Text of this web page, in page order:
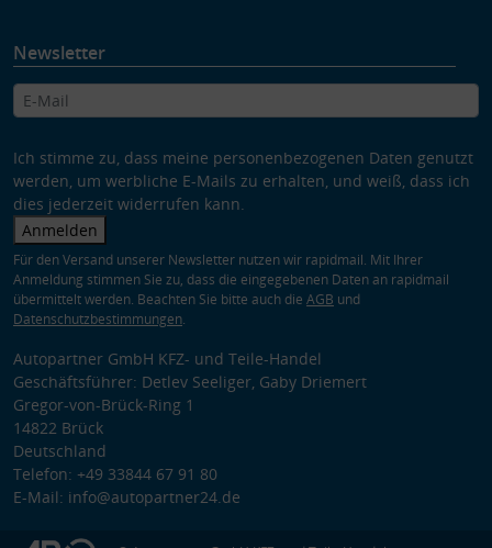
Newsletter
Ich stimme zu, dass meine personenbezogenen Daten genutzt
werden, um werbliche E-Mails zu erhalten, und weiß, dass ich
dies jederzeit widerrufen kann.
Anmelden
Für den Versand unserer Newsletter nutzen wir rapidmail. Mit Ihrer
Anmeldung stimmen Sie zu, dass die eingegebenen Daten an rapidmail
übermittelt werden. Beachten Sie bitte auch die AGB und
Datenschutzbestimmungen.
Autopartner GmbH KFZ- und Teile-Handel
Geschäftsführer: Detlev Seeliger, Gaby Driemert
Gregor-von-Brück-Ring 1
14822 Brück
Deutschland
Telefon: +49 33844 67 91 80
E-Mail: info@autopartner24.de